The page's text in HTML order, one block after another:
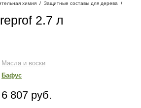
химия / Защитные составы для дерева /
2.7 л
Масла и воски
Бафус
6 807 руб.